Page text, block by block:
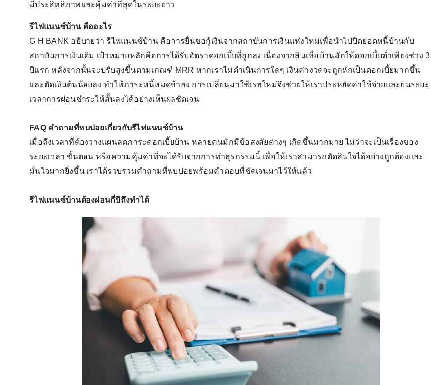
มีประสิทธิภาพและคุ้มค่าที่สุดในระยะยาว
รีไฟแนนซ์บ้าน คืออะไร
G H BANK อธิบายว่า รีไฟแนนซ์บ้าน คือการยื่นขอกู้เงินจากสถาบันการเงินแห่งใหม่เพื่อนำไปปิดยอดหนี้บ้านกับ
สถาบันการเงินเดิม เป้าหมายหลักคือการได้รับอัตราดอกเบี้ยที่ถูกลง เนื่องจากสินเชื่อบ้านมักให้ดอกเบี้ยต่ำเพียงช่วง 3
ปีแรก หลังจากนั้นจะปรับสูงขึ้นตามเกณฑ์ MRR หากเราไม่ดำเนินการใดๆ เงินค่างวดจะถูกหักเป็นดอกเบี้ยมากขึ้น
และตัดเงินต้นน้อยลง ทำให้ภาระหนี้หมดช้าลง การเปลี่ยนมาใช้เรทใหม่จึงช่วยให้เราประหยัดค่าใช้จ่ายและย่นระยะ
เวลาการผ่อนชำระให้สั้นลงได้อย่างเห็นผลชัดเจน
FAQ คำถามที่พบบ่อยเกี่ยวกับรีไฟแนนซ์บ้าน
เมื่อถึงเวลาที่ต้องวางแผนลดภาระดอกเบี้ยบ้าน หลายคนมักมีข้อสงสัยต่างๆ เกิดขึ้นมากมาย ไม่ว่าจะเป็นเรื่องของ
ระยะเวลา ขั้นตอน หรือความคุ้มค่าที่จะได้รับจากการทำธุรกรรมนี้ เพื่อให้เราสามารถตัดสินใจได้อย่างถูกต้องและ
มั่นใจมากยิ่งขึ้น เราได้รวบรวมคำถามที่พบบ่อยพร้อมคำตอบที่ชัดเจนมาไว้ให้แล้ว
รีไฟแนนซ์บ้านต้องผ่อนกี่ปีถึงทำได้